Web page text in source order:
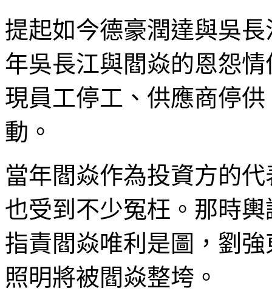
提起如今德豪潤達與吳
年吳長江與閻焱的恩怨
現員工停工、供應商停
動。
當年閻焱作為投資方的
也受到不少冤枉。那時
指責閻焱唯利是圖，劉
照明將被閻焱整垮。